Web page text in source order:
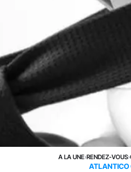
A LA UNE›RENDEZ-VOUS›
ATLANTICO